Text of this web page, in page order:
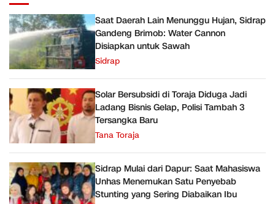
Saat Daerah Lain Menunggu Hujan, Sidrap
Gandeng Brimob: Water Cannon
Disiapkan untuk Sawah
Sidrap
Solar Bersubsidi di Toraja Diduga Jadi
Ladang Bisnis Gelap, Polisi Tambah 3
Tersangka Baru
Tana Toraja
Sidrap Mulai dari Dapur: Saat Mahasiswa
Unhas Menemukan Satu Penyebab
Stunting yang Sering Diabaikan Ibu